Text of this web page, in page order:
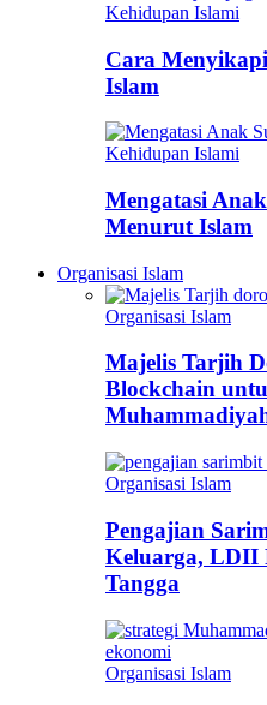
Kehidupan Islami
Cara
Islam
Kehidupan Islami
Mengatasi
Menurut Islam
Organisasi Islam
Organisasi Islam
Majelis Tarjih
Blockchain
Organisasi Islam
Pengajian
Keluarga, LDII
Tangga
Organisasi Islam